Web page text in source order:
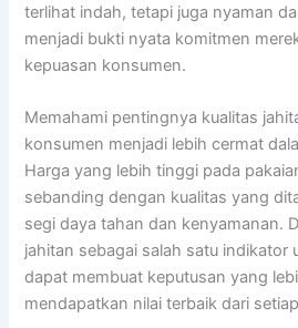
terlihat indah, tetapi juga nyaman
menjadi bukti nyata komitmen
kepuasan konsumen.
Memahami pentingnya kualitas
konsumen menjadi lebih cermat
Harga yang lebih tinggi pada
sebanding dengan kualitas yang
segi daya tahan dan kenyamanan.
jahitan sebagai salah satu indikator
dapat membuat keputusan yang
mendapatkan nilai terbaik dari